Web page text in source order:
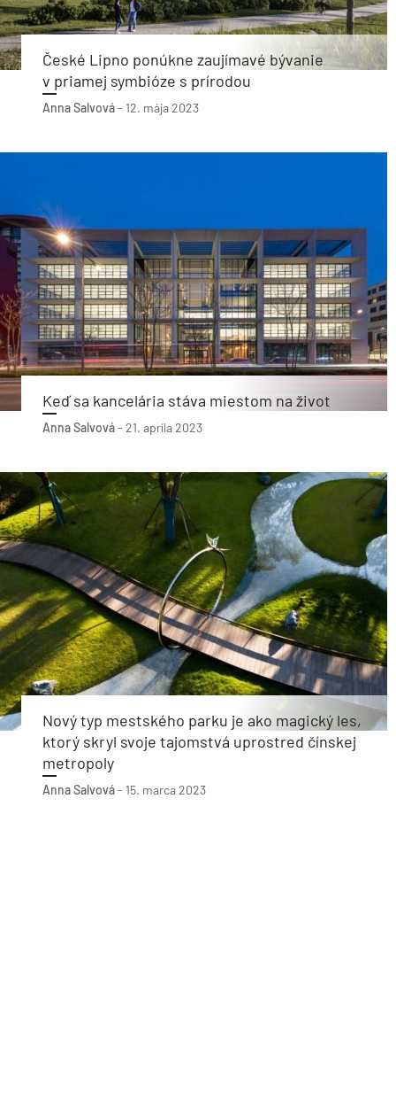
České Lipno ponúkne zaujímavé bývanie
v priamej symbióze s prírodou
Anna Salvová- 12. mája 2023
Keď sa kancelária stáva miestom na život
Anna Salvová- 21. apríla 2023
Nový typ mestského parku je ako magický les,
ktorý skryl svoje tajomstvá uprostred čínskej
metropoly
Anna Salvová- 15. marca 2023